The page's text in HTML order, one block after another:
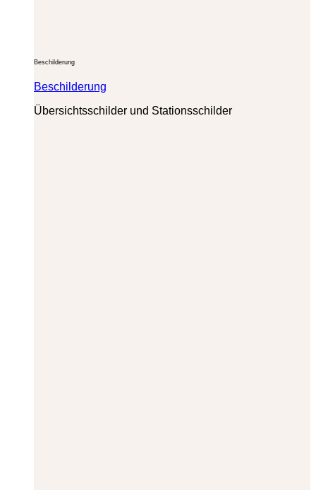
Beschilderung
Beschilderung
Übersichtsschilder und Stationsschilder